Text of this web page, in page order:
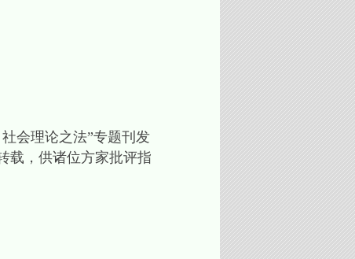
会理论之法”专题刊发
载，供诸位方家批评指